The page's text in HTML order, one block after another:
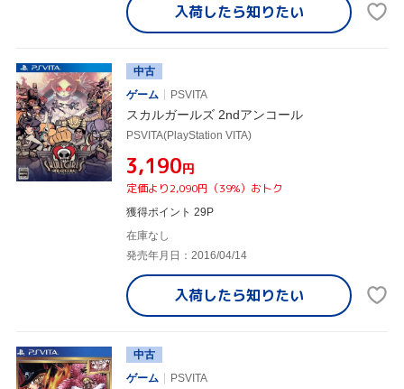
入荷したら知りたい
中古
ゲーム
PSVITA
スカルガールズ 2ndアンコール
PSVITA(PlayStation VITA)
¥3,190円
定価より2,090円（39%）おトク
獲得ポイント 29P
在庫なし
発売年月日：2016/04/14
入荷したら知りたい
中古
ゲーム
PSVITA